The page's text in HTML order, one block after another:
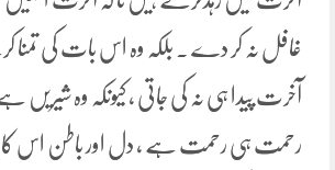
غافل نہ کر دے ۔ بلکہ وہ اس بات کی تمنا
آخرت پیدا ہی نہ کی جاتی ، کیونکہ وہ شیریں
رحمت ہی رحمت ہے ، دل اور باطن اس کا